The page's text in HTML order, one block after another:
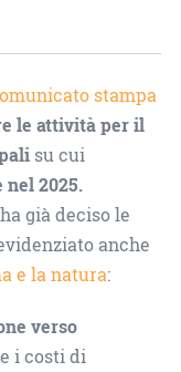
stampa
le attività per il
su cui
nel 2025.
già deciso le
anche
e la natura:
verso
i costi di